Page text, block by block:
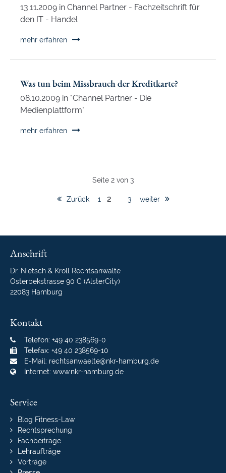
in
mittelständischen
13.11.2009 in Channel Partner - Fachzeitschrift für
den IT - Handel
mehr erfahrenStreit
-
Abschlussgebühren
bei
Was tun beim Missbrauch der Kreditkarte?
08.10.2009 in "Channel Partner - Die
Medienplattform"
mehr erfahrenWas
Seite 2 von 3
Zurück 1 2 3 weiter
Anschrift
Dr. Nietsch & Kroll Rechtsanwälte
Osterbekstrasse 90 C (AlsterCity)
22083 Hamburg
Kontakt
Telefon: +49 40 238569-0
Telefax: +49 40 238569-10
E-Mail: rechtsanwaelte@nkr-hamburg.de
Internet: www.nkr-hamburg.de
Service
Navigation
überspringen
Blog Fitness-Law
Rechtsprechung
Fachbeiträge
Lehraufträge
Vorträge